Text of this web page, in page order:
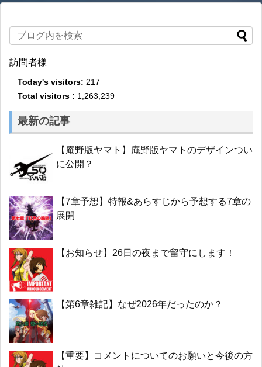
訪問者様
Today's visitors: 217
Total visitors : 1,263,239
最新の記事
【庵野版ヤマト】庵野版ヤマトのデザインつい
に公開？
【7章予想】特報&あらすじから予想する7章の
展開
【お知らせ】26日の夜まで留守にします！
【第6章雑記】なぜ2026年だったのか？
【重要】コメントについてのお願いと今後の方